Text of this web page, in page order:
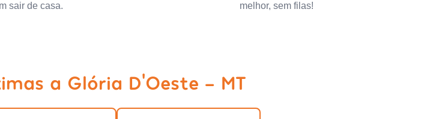
sair de casa.
melhor, sem filas!
a Glória D'Oeste - MT